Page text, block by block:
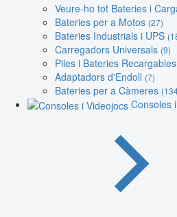
Veure-ho tot Bateries i
Bateries per a Motos (27)
Bateries Industrials i UPS
Carregadors Universals (9)
Piles i Bateries Recargables
Adaptadors d'Endoll (7)
Bateries per a Càmeres
Consoles